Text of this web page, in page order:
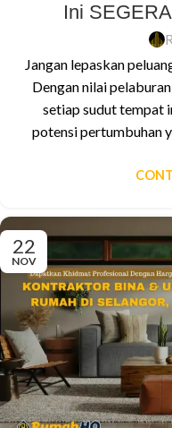
Ini
Jangan lepaskan
Dengan nilai
setiap sudut tempat
potensi pertumbuhan
22
NOV